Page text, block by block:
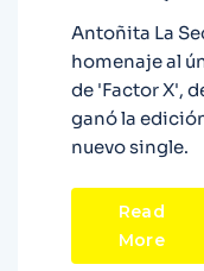
Antoñita La
homenaje al
de 'Factor X',
ganó la
nuevo single.
Read
More